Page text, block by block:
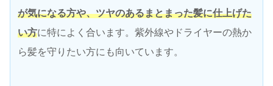
が気になる方や、ツヤのあるまとまった髪に仕上げた
い方に特によく合います。紫外線やドライヤーの熱か
ら髪を守りたい方にも向いています。